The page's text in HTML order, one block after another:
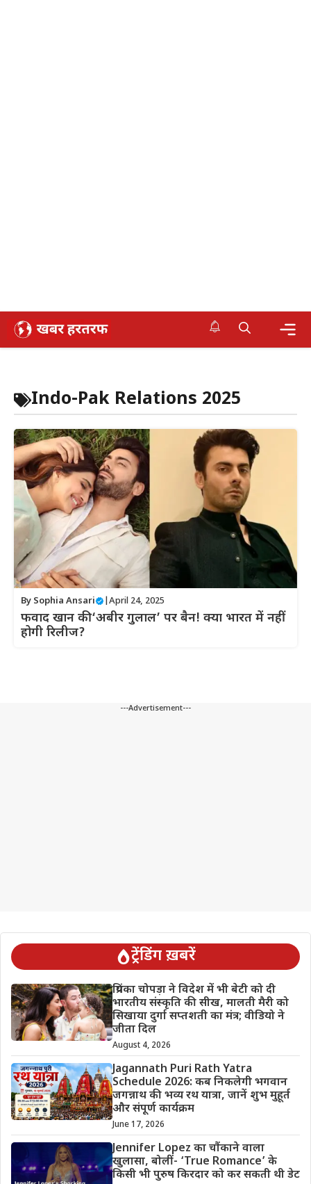
Skip
Indo-Pak Relations 2025
By Sophia Ansari April 24, 2025
फवाद खान की ‘अबीर गुलाल’ पर बैन! क्या भारत में नहीं
होगी रिलीज?
---Advertisement---
ट्रेंडिंग ख़बरें
प्रियंका चोपड़ा ने विदेश में भी बेटी को दी
भारतीय संस्कृति की सीख, मालती मैरी को
सिखाया दुर्गा सप्तशती का मंत्र; वीडियो ने
जीता दिल
August 4, 2026
Jagannath Puri Rath Yatra
Schedule 2026: कब निकलेगी भगवान
जगन्नाथ की भव्य रथ यात्रा, जानें शुभ मुहूर्त
और संपूर्ण कार्यक्रम
June 17, 2026
Jennifer Lopez का चौंकाने वाला
खुलासा, बोलीं- ‘True Romance’ के
किसी भी पुरुष किरदार को कर सकती थी डेट